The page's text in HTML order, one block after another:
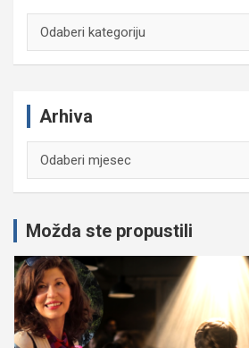
Arhiva
Možda ste propustili